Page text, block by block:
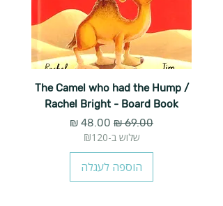
The Camel who had the Hump /
Rachel Bright - Board Book
מחיר רגיל מחיר מבצע
שלוש ב-₪120
הוספה לעגלה